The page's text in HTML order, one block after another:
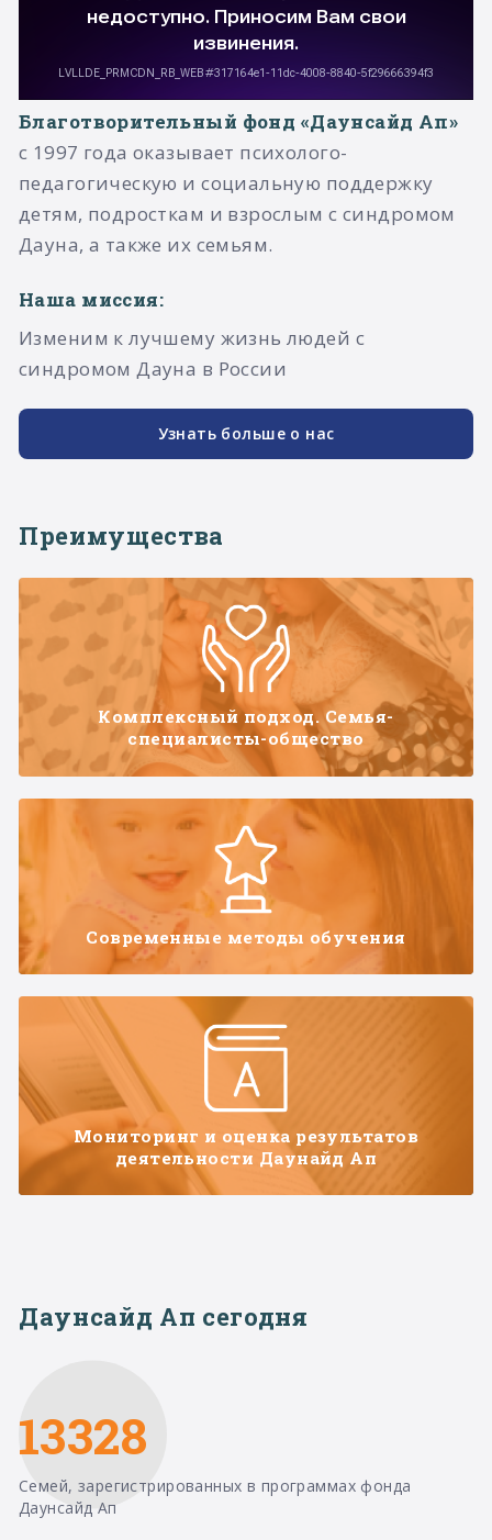
Благотворительный фонд «Даунсайд Ап»
с 1997 года оказывает психолого-
педагогическую и социальную поддержку
детям, подросткам и взрослым с синдромом
Дауна, а также их семьям.​
Наша миссия:
Изменим к лучшему жизнь людей с
синдромом Дауна в России
Узнать больше о нас
Преимущества
Комплексный подход. Семья-
специалисты-общество
Современные методы обучения
Мониторинг и оценка результатов
деятельности Даунайд Ап
Даунсайд Ап сегодня
13328
Семей, зарегистрированных в программах фонда
Даунсайд Ап